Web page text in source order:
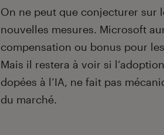
On ne peut que conjecturer sur
nouvelles mesures. Microsoft
compensation ou bonus pour
Mais il restera à voir si
dopées à l’IA, ne fait pas
du marché.